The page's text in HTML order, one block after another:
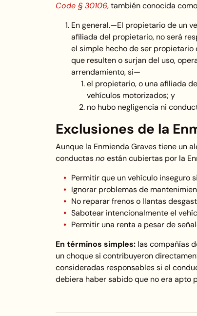
Code § 30106, también conocida
En general.—El propietario de un
afiliada del propietario, no será
el simple hecho de ser
que resulten o surjan del uso,
arrendamiento, si—
el propietario, o una afiliada
vehículos motorizados; y
no hubo negligencia ni
Exclusiones de la
Aunque la Enmienda Graves tiene un
conductasno están cubiertas por la
Permitir que un vehículo inseguro
Ignorar problemas de
No reparar frenos o llantas
Sabotear intencionalmente el
Permitir una renta a pesar de
En términos simples: las compañías
un choque si contribuyeron
consideradas responsables si el
debiera haber sabido que no era apto